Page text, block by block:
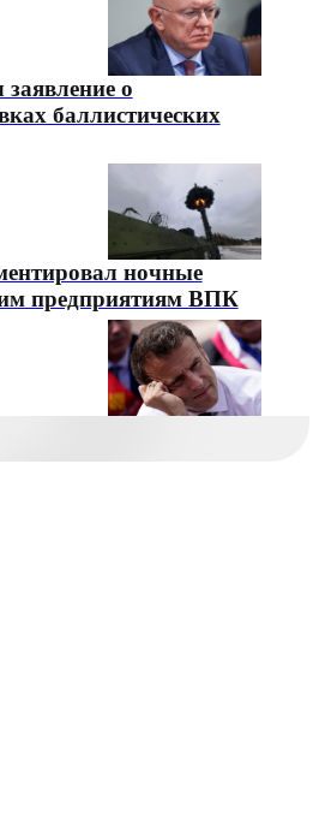
заявление о
баллистических
ночные
предприятиям ВПК